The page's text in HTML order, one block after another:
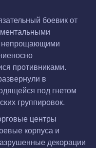
боевик от
непрощающими
противниками.
в
под гнетом
группировок.
центры
корпуса и
декорации